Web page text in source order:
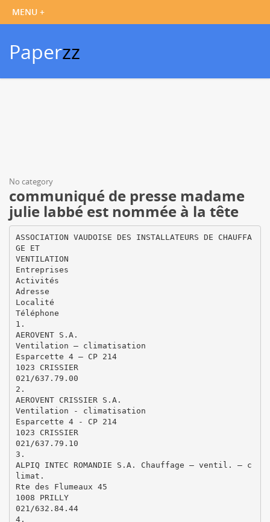
Paperzz
No category
communiqué de presse madame
julie labbé est nommée à la tête
ASSOCIATION VAUDOISE DES INSTALLATEURS DE CHAUFFA
GE ET
VENTILATION
Entreprises
Activités
Adresse
Localité
Téléphone
1.
AEROVENT S.A.
Ventilation – climatisation
Esparcette 4 – CP 214
1023 CRISSIER
021/637.79.00
2.
AEROVENT CRISSIER S.A.
Ventilation - climatisation
Esparcette 4 - CP 214
1023 CRISSIER
021/637.79.10
3.
ALPIQ INTEC ROMANDIE S.A. Chauffage – ventil. – c
limat.
Rte des Flumeaux 45
1008 PRILLY
021/632.84.44
4.